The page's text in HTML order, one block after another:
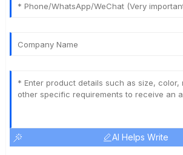
AI Helps Write